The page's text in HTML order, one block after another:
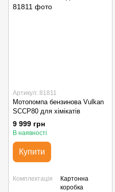
Артикул: 81811
Мотопомпа бензинова Vulkan
SCCP80 для хімікатів
9 999 грн
В наявності
Купити
Комплектація
Картонна
коробка